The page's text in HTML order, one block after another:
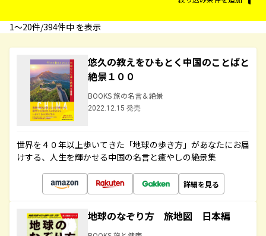
1〜20件/394件中 を表示
悠久の教えをひもとく中国のことばと
絶景１００
BOOKS 旅の名言＆絶景
2022.12.15 発売
世界を４０年以上歩いてきた「地球の歩き方」があなたにお届
けする、人生を輝かせる中国の名言と癒やしの絶景集
詳細を見る
地球のなぞり方 旅地図 日本編